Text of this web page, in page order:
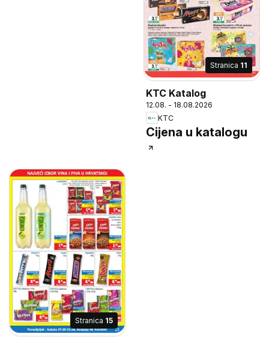
Stranica 11
KTC Katalog
12.08. - 18.08.2026
KTC
Cijena u katalogu
Stranica 15